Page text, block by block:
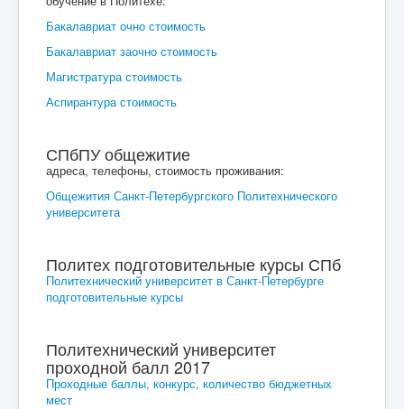
Бакалавриат очно стоимость
Бакалавриат заочно стоимость
Магистратура стоимость
Аспирантура стоимость
СПбПУ общежитие
адреса, телефоны, стоимость проживания:
Общежития Санкт-Петербургского Политехнического
университета
Политех подготовительные курсы СПб
Политехнический университет в Санкт-Петербурге
подготовительные курсы
Политехнический университет
проходной балл 2017
Проходные баллы, конкурс, количество бюджетных
мест